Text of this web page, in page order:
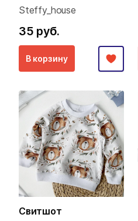
Steffy_house
35 руб.
В корзину
Свитшот